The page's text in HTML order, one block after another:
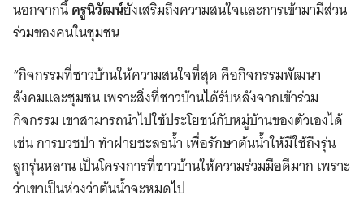
นอกจากนี้ครูนิวัฒน์ยังเสริมถึงความสนใจและการเข้ามามีส่วน
ร่วมของคนในชุมชน
“กิจกรรมที่ชาวบ้านให้ความสนใจที่สุด คือกิจกรรมพัฒนา
สังคมและชุมชน เพราะสิ่งที่ชาวบ้านได้รับหลังจากเข้าร่วม
กิจกรรม เขาสามารถนำไปใช้ประโยชน์กับหมู่บ้านของตัวเองได้
เช่น การบวชป่า ทำฝายชะลอน้ำ เพื่อรักษาต้นน้ำให้มีใช้ถึงรุ่น
ลูกรุ่นหลาน เป็นโครงการที่ชาวบ้านให้ความร่วมมือดีมาก เพราะ
ว่าเขาเป็นห่วงว่าต้นน้ำจะหมดไป